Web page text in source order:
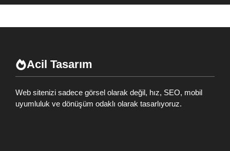
Acil Tasarım
Web sitenizi sadece görsel olarak değil, hız, SEO, mobil
uyumluluk ve dönüşüm odaklı olarak tasarlıyoruz.